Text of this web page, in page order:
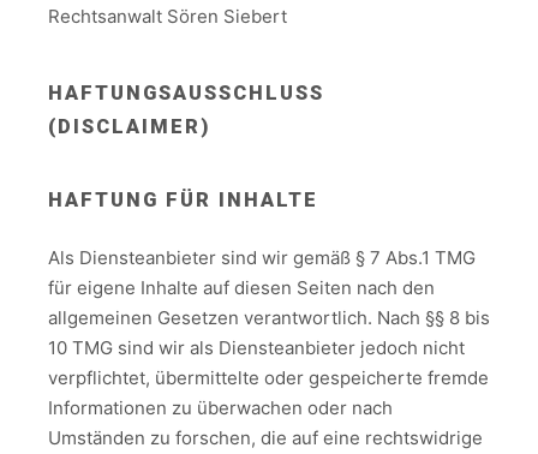
Rechtsanwalt Sören Siebert
HAFTUNGSAUSSCHLUSS
(DISCLAIMER)
HAFTUNG FÜR INHALTE
Als Diensteanbieter sind wir gemäß § 7 Abs.1 TMG
für eigene Inhalte auf diesen Seiten nach den
allgemeinen Gesetzen verantwortlich. Nach §§ 8 bis
10 TMG sind wir als Diensteanbieter jedoch nicht
verpflichtet, übermittelte oder gespeicherte fremde
Informationen zu überwachen oder nach
Umständen zu forschen, die auf eine rechtswidrige